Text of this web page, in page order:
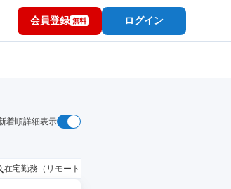
会員登録 無料 ログイン
着順詳細表示
在宅勤務（リモートワーク）OK